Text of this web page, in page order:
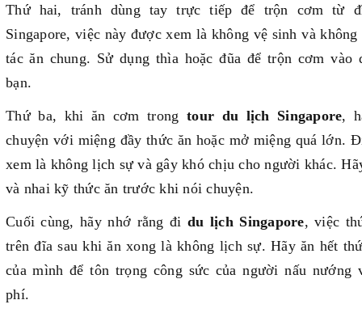
Thứ hai, tránh dùng tay trực tiếp để trộn cơm từ
Singapore, việc này được xem là không vệ sinh và
tác ăn chung. Sử dụng thìa hoặc đũa để trộn cơm vào
bạn.
Thứ ba, khi ăn cơm trong tour du lịch Singapore,
chuyện với miệng đầy thức ăn hoặc mở miệng quá lớn.
xem là không lịch sự và gây khó chịu cho người khác.
và nhai kỹ thức ăn trước khi nói chuyện.
Cuối cùng, hãy nhớ rằng đi du lịch Singapore, việc
trên đĩa sau khi ăn xong là không lịch sự. Hãy ăn hết
của mình để tôn trọng công sức của người nấu nướng
phí.